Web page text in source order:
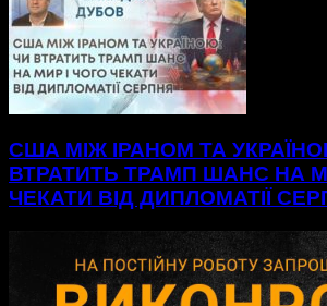
США МІЖ ІРАНОМ ТА
ВТРАТИТЬ ТРАМП ШАНС НА
ЧЕКАТИ ВІД ДИПЛОМАТІЇ